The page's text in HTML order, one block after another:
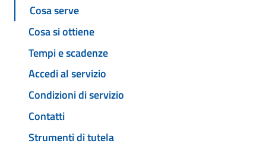
Cosa serve
Cosa si ottiene
Tempi e scadenze
Accedi al servizio
Condizioni di servizio
Contatti
Strumenti di tutela